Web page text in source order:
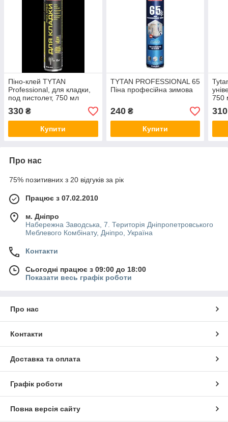
Піно-клей TYTAN
Professional, для кладки,
под пистолет, 750 мл
330 ₴
Купити
TYTAN PROFESSIONAL 65
Піна професійна зимова
240₴
Купити
750
310
Про нас
75% позитивних з 20 відгуків за рік
Працює з 07.02.2010
м. Дніпро
Набережна Заводська, 7. Територія Дніпропетровського
Меблевого Комбінату, Дніпро, Україна
Контакти
Сьогодні працює з 09:00 до 18:00
Показати весь графік роботи
Про нас
Контакти
Доставка та оплата
Графік роботи
Повна версія сайту